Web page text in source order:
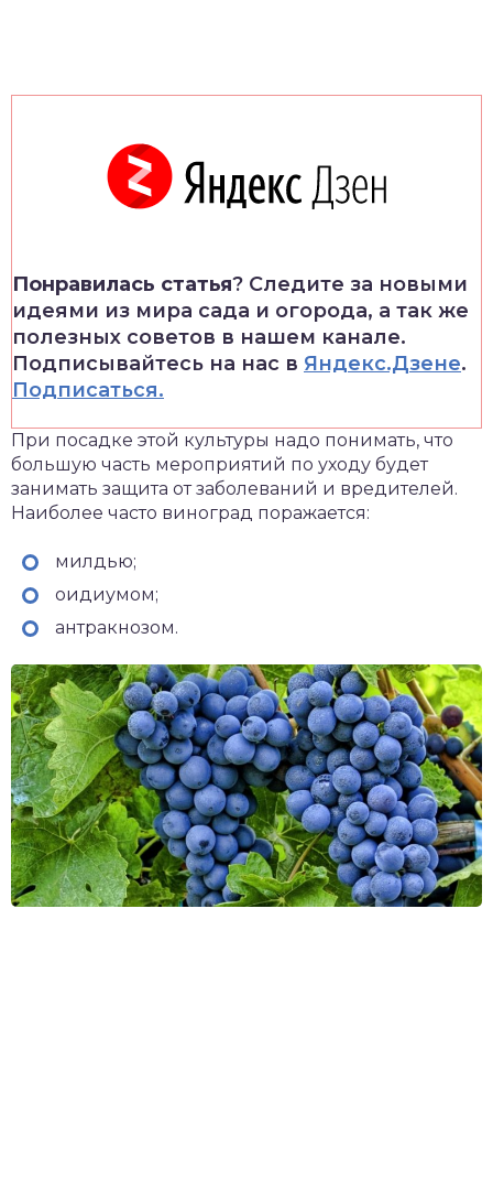
Понравилась статья? Следите за новыми
идеями из мира сада и огорода, а так же
полезных советов в нашем канале.
Подписывайтесь на нас в Яндекс.Дзене.
Подписаться.
При посадке этой культуры надо понимать, что
большую часть мероприятий по уходу будет
занимать защита от заболеваний и вредителей.
Наиболее часто виноград поражается:
милдью;
оидиумом;
антракнозом.